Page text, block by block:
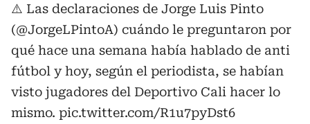
⚠️ Las declaraciones de Jorge Luis Pinto
(@JorgeLPintoA) cuándo le preguntaron por
qué hace una semana había hablado de anti
fútbol y hoy, según el periodista, se habían
visto jugadores del Deportivo Cali hacer lo
mismo. pic.twitter.com/R1u7pyDst6